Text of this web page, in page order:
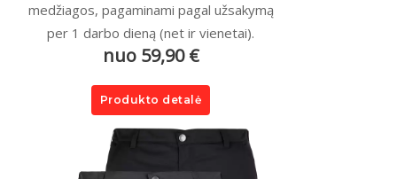
medžiagos, pagaminami pagal užsakymą
per 1 darbo dieną (net ir vienetai).
nuo 59,90 €
Produkto detalė